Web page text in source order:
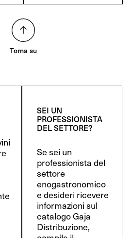
Torna su
SEI UN
PROFESSIONISTA
DEL SETTORE?
Se sei un
professionista del
settore
enogastronomico
e desideri ricevere
informazioni sul
catalogo Gaja
Distribuzione,